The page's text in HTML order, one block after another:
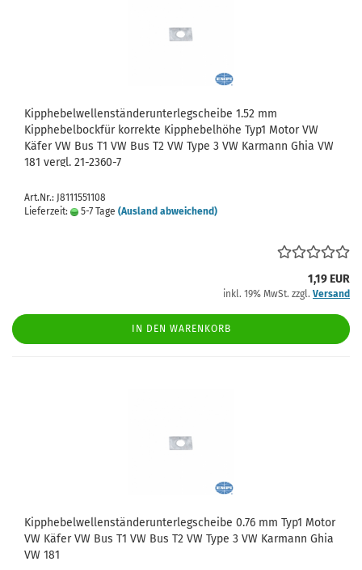
Kipphebelwellenständerunterlegscheibe 1.52 mm
Kipphebelbockfür korrekte Kipphebelhöhe Typ1 Motor VW
Käfer VW Bus T1 VW Bus T2 VW Type 3 VW Karmann Ghia VW
181 vergl. 21-2360-7
Art.Nr.: J8111551108
Lieferzeit:
5-7 Tage (Ausland abweichend)
1,19 EUR
inkl. 19% MwSt. zzgl. Versand
IN DEN WARENKORB
Kipphebelwellenständerunterlegscheibe 0.76 mm Typ1 Motor
VW Käfer VW Bus T1 VW Bus T2 VW Type 3 VW Karmann Ghia
VW 181